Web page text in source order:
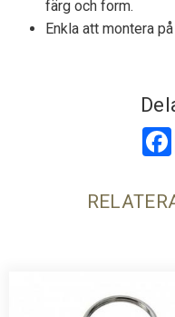
färg och form.
Enkla att montera